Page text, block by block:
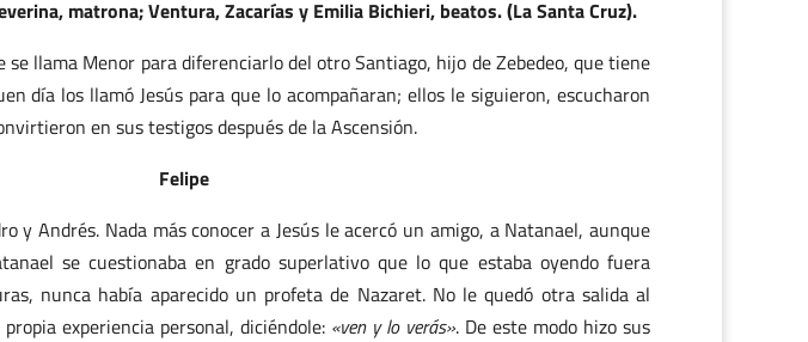
matrona; Ventura, Zacarías y Emilia Bichieri, beatos. (La Santa Cruz).
se llama Menor para diferenciarlo del otro Santiago, hijo de Zebedeo, que tiene
día los llamó Jesús para que lo acompañaran; ellos le siguieron, escucharon
en sus testigos después de la Ascensión.
Felipe
y Andrés. Nada más conocer a Jesús le acercó un amigo, a Natanael, aunque
se cuestionaba en grado superlativo que lo que estaba oyendo fuera
nunca había aparecido un profeta de Nazaret. No le quedó otra salida al
experiencia personal, diciéndole: «ven y lo verás». De este modo hizo sus